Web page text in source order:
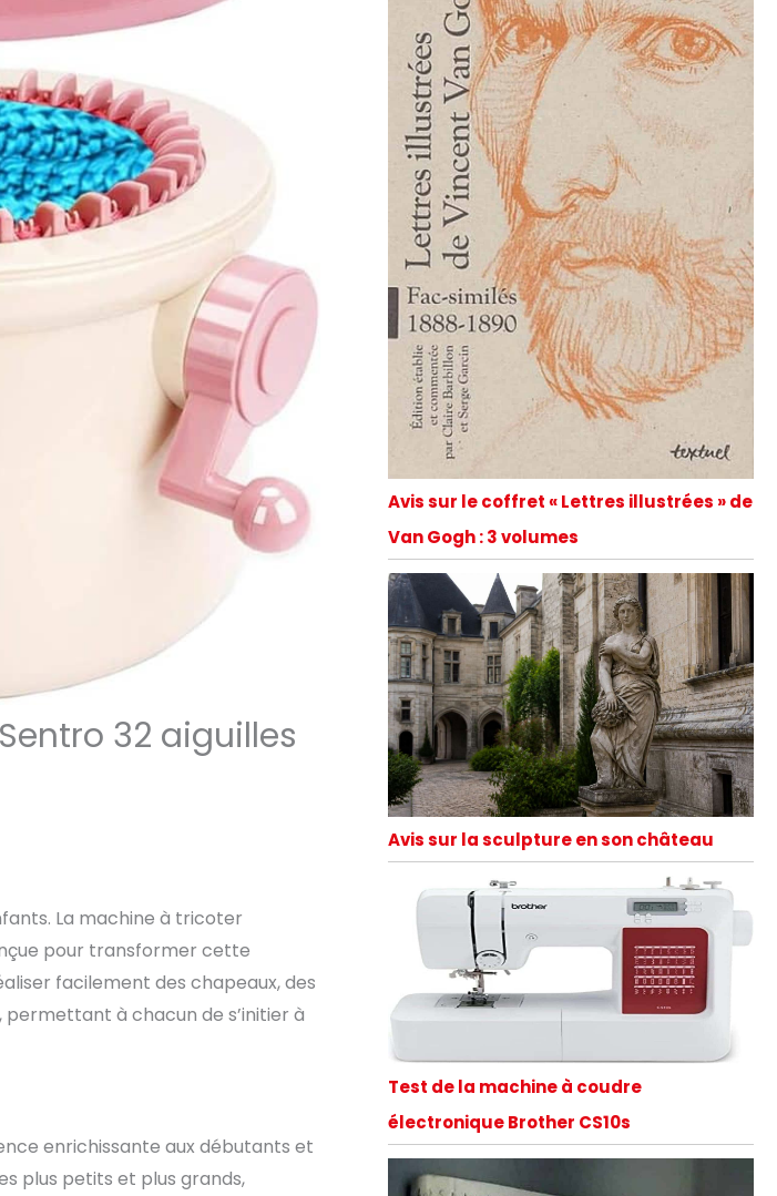
32 aiguilles
La machine à tricoter
pour transformer cette
facilement des chapeaux, des
à chacun de s’initier à
enrichissante aux débutants et
plus petits et plus grands,
Avis sur le coffret « Lettres illustrées » de
Van Gogh : 3 volumes
Avis sur la sculpture en son château
Test de la machine à coudre
électronique Brother CS10s